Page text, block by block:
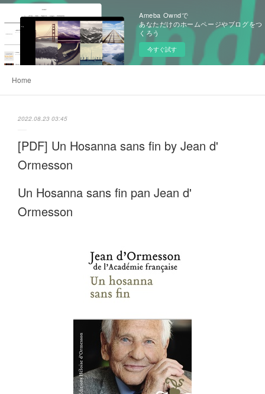
Ameba Owndで
あなただけのホームページやブログをつ
くろう
今すぐ試す
Home
2022.08.23 03:45
[PDF] Un Hosanna sans fin by Jean d'
Ormesson
Un Hosanna sans fin pan Jean d'
Ormesson